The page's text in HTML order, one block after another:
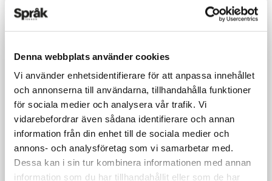
Denna webbplats använder cookies
Vi använder enhetsidentifierare för att anpassa innehållet
och annonserna till användarna, tillhandahålla funktioner
för sociala medier och analysera vår trafik. Vi
vidarebefordrar även sådana identifierare och annan
information från din enhet till de sociala medier och
annons- och analysföretag som vi samarbetar med.
Dessa kan i sin tur kombinera informationen med annan
information som du har tillhandahållit eller som de har
senare på kvällen.
tycker David Batra. När det är invecklat och lite
underfundigt. Men även extremt raka budskap
kan vara kul:
”Sluta bajsa i trappan!”
– Inga omskrivningar, bara rakt på sak.